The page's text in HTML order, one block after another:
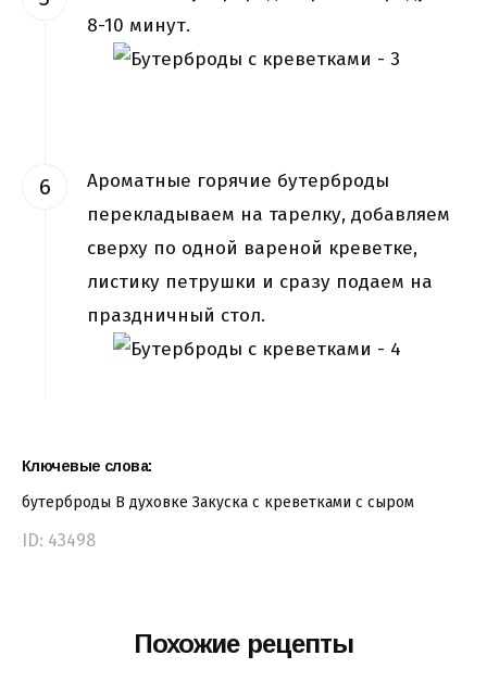
8-10 минут.
Ароматные горячие бутерброды
перекладываем на тарелку, добавляем
сверху по одной вареной креветке,
листику петрушки и сразу подаем на
праздничный стол.
Ключевые слова:
бутерброды В духовке Закуска с креветками с сыром
ID: 43498
Похожие рецепты